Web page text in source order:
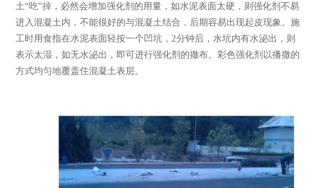
土“吃”掉，必然会增加强化剂的用量，如水泥表面太硬，则强化剂不易
进入混凝土内，不能很好的与混凝土结合，后期容易出现起皮现象。施
工时用食指在水泥表面轻按一个凹坑，2分钟后，水坑内有水泌出，则
表示太湿，如无水泌出，即可进行强化剂的撒布。彩色强化剂以播撒的
方式均匀地覆盖住混凝土表层。